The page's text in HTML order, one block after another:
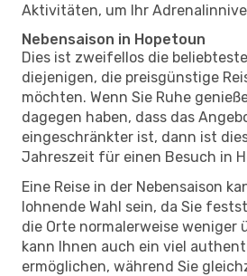
Aktivitäten, um Ihr
Nebensaison in Hopetoun
Dies ist zweifellos die
diejenigen, die preisgünstige
möchten. Wenn Sie Ruhe
dagegen haben, dass das
eingeschränkter ist, dann ist
Jahreszeit für einen Besuch in
Eine Reise in der Nebensaison
lohnende Wahl sein, da Sie
die Orte normalerweise weniger
kann Ihnen auch ein viel
ermöglichen, während Sie